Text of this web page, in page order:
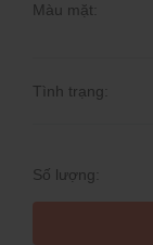
Màu mặt:
Tình trạng:
Số lượng: